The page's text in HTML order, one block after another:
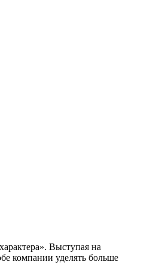
Выступая на
компании уделять больше